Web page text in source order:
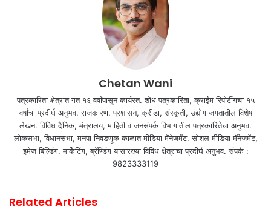
Chetan Wani
पत्रकारिता क्षेत्रात गत १६ वर्षांपासून कार्यरत. शोध पत्रकारिता, क्राईम रिपोर्टींगचा १५
वर्षांचा प्रदीर्घ अनुभव. राजकारण, प्रशासन, क्रीडा, संस्कृती, उद्योग जगतातील विशेष
लेखन. विविध दैनिक, मंत्रालय, माहिती व जनसंपर्क विभागातील पत्रकारितेचा अनुभव.
लोकसभा, विधानसभा, मनपा निवडणूक काळात मीडिया मॅनेजमेंट. सोशल मीडिया मॅनेजमेंट,
इमेज बिल्डिंग, मार्केटिंग, ब्रॅण्डिंग यासारख्या विविध क्षेत्राचा प्रदीर्घ अनुभव. संपर्क :
9823333119
Related Articles